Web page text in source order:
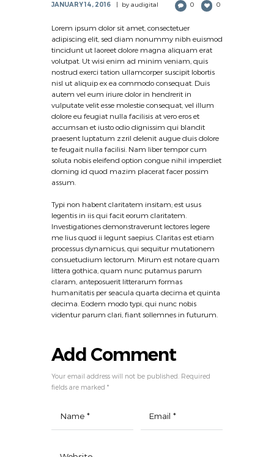
JANUARY 14, 2016 by audigital 0 0
Lorem ipsum dolor sit amet, consectetuer
adipiscing elit, sed diam nonummy nibh euismod
tincidunt ut laoreet dolore magna aliquam erat
volutpat. Ut wisi enim ad minim veniam, quis
nostrud exerci tation ullamcorper suscipit lobortis
nisl ut aliquip ex ea commodo consequat. Duis
autem vel eum iriure dolor in hendrerit in
vulputate velit esse molestie consequat, vel illum
dolore eu feugiat nulla facilisis at vero eros et
accumsan et iusto odio dignissim qui blandit
praesent luptatum zzril delenit augue duis dolore
te feugait nulla facilisi. Nam liber tempor cum
soluta nobis eleifend option congue nihil imperdiet
doming id quod mazim placerat facer possim
assum.
Typi non habent claritatem insitam; est usus
legentis in iis qui facit eorum claritatem.
Investigationes demonstraverunt lectores legere
me lius quod ii legunt saepius. Claritas est etiam
processus dynamicus, qui sequitur mutationem
consuetudium lectorum. Mirum est notare quam
littera gothica, quam nunc putamus parum
claram, anteposuerit litterarum formas
humanitatis per seacula quarta decima et quinta
decima. Eodem modo typi, qui nunc nobis
videntur parum clari, fiant sollemnes in futurum.
Add Comment
Your email address will not be published. Required
fields are marked *